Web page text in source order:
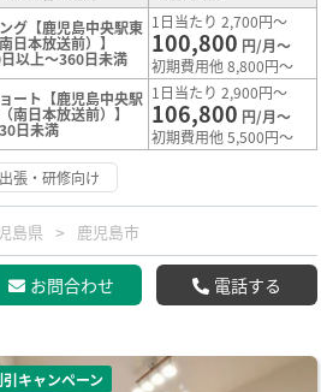
グ【鹿児島中央駅東
南日本放送前）】
以上～360日未満
1日当たり 2,700円～
100,800 円/月～
初期費用他 8,800円～
ート【鹿児島中央駅
南日本放送前）】
日未満
1日当たり 2,900円～
106,800 円/月～
初期費用他 5,500円～
出張・研修向け
島県 鹿児島市
お問合わせ 電話する
引キャンペーン